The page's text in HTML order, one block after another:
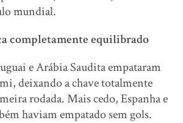
mundial.
completamente equilibrado
e Arábia Saudita empataram
deixando a chave totalmente
rodada. Mais cedo, Espanha e
haviam empatado sem gols.